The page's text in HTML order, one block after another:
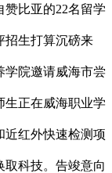
比亚的22名留学
招生打算沉磅来
学院邀请威海市尝
生正在威海职业学
近红外快速检测项
取科技。告竣意向